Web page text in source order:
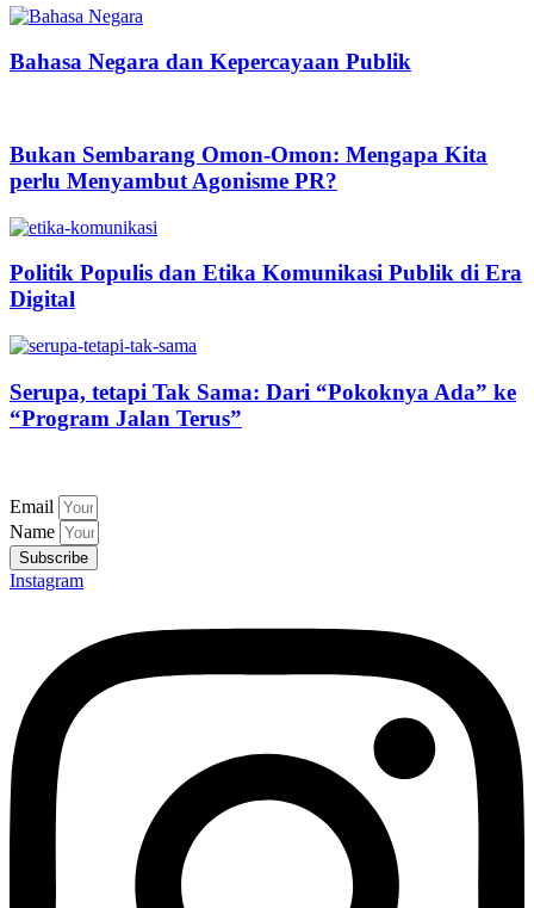
Bahasa Negara dan Kepercayaan Publik
Bukan Sembarang Omon-Omon: Mengapa Kita
perlu Menyambut Agonisme PR?
Politik Populis dan Etika Komunikasi Publik di Era
Digital
Serupa, tetapi Tak Sama: Dari “Pokoknya Ada” ke
“Program Jalan Terus”
Email
Name
Subscribe
Instagram